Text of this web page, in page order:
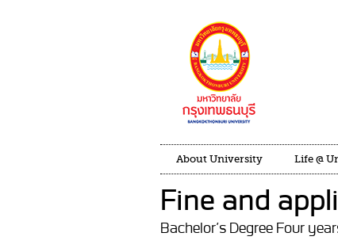
About University Life @
Fine and
Bachelor’s Degree Four